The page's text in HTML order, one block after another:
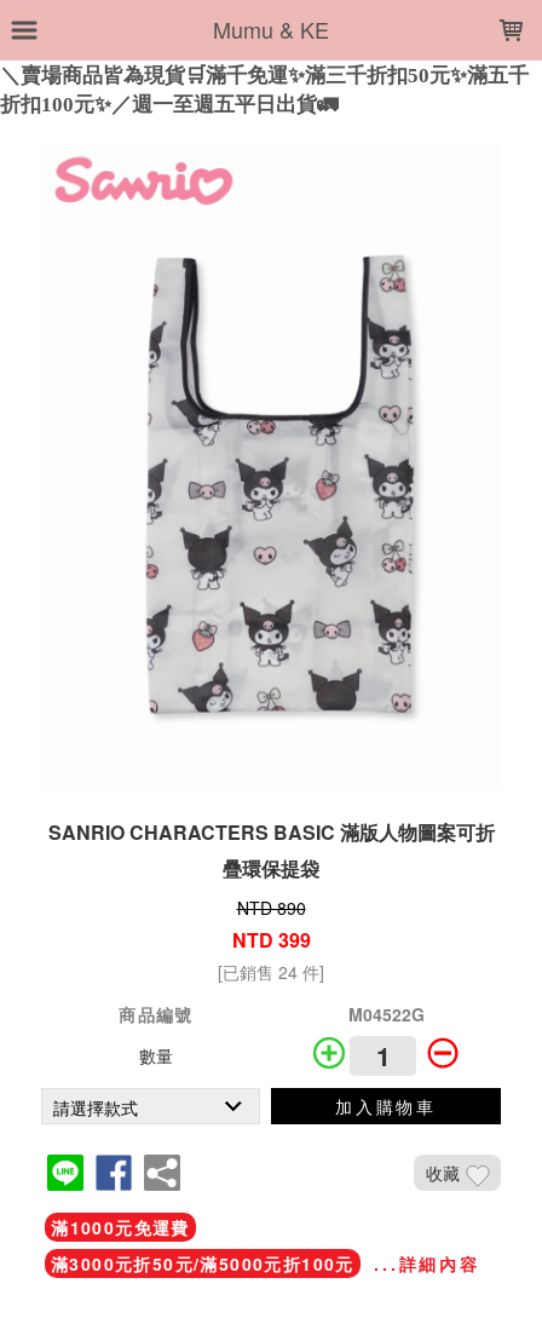
Mumu & KE
SANRIO CHARACTERS BASIC 滿版人物圖案可折
疊環保提袋
NTD 890
NTD 399
[已銷售 24 件]
商品編號
M04522G
數量
加入購物車
收藏
滿1000元免運費
滿3000元折50元/滿5000元折100元
...詳細內容